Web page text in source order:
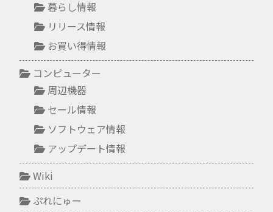
暮らし情報
リリース情報
お買い得情報
コンピューター
周辺機器
セール情報
ソフトウェア情報
アップデート情報
Wiki
ぷれにゅー